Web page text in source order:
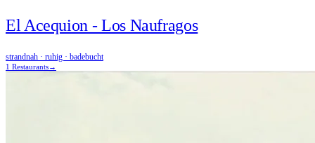
El Acequion - Los Naufragos
strandnah · ruhig · badebucht
1 Restaurants→